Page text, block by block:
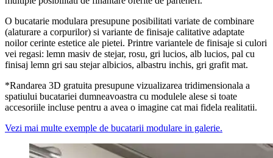
O bucatarie modulara presupune posibilitati variate de combinare
(alaturare a corpurilor) si variante de finisaje calitative adaptate
noilor cerinte estetice ale pietei. Printre variantele de finisaje si culori
vei regasi: lemn masiv de stejar, rosu, gri lucios, alb lucios, pal cu
finisaj lemn gri sau stejar albicios, albastru inchis, gri grafit mat.
*Randarea 3D gratuita presupune vizualizarea tridimensionala a
spatiului bucatariei dumneavoastra cu modulele alese si toate
accesoriile incluse pentru a avea o imagine cat mai fidela realitatii.
Vezi mai multe exemple de bucatarii modulare in galerie.